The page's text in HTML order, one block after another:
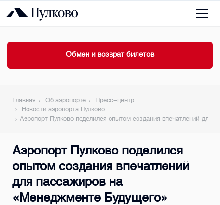
Обмен и возврат билетов
Главная Об аэропорте
Пресс-центр
Новости аэропорта Пулково
Аэропорт Пулково поделился опытом создания впечатлений для
Аэропорт Пулково поделился
опытом создания впечатлений
для пассажиров на
«Менеджменте Будущего»